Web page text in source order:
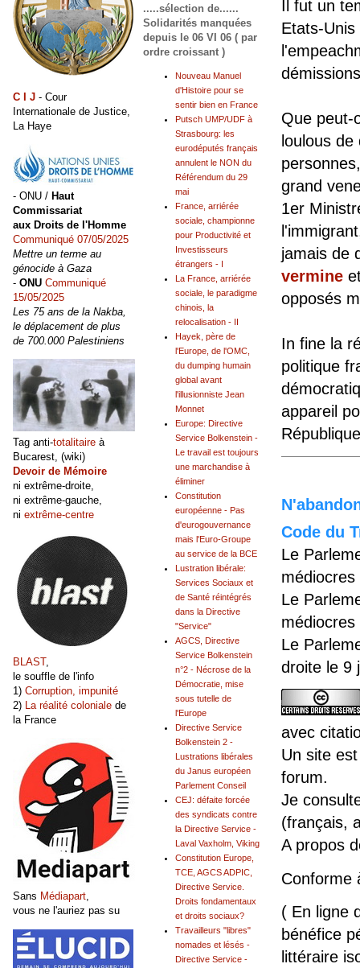
Il fut un
Etats-
Que peut-
loulous
grand
1er
jamais de
vermine
opposés
In fine la
politique
appareil
Code du
Le
Le
Le
droite le 9
avec
Un site
forum.
Je
(français,
A propos
Conforme
( En ligne
bénéfice
littéraire
.....sélection de......
Solidarités manquées
depuis le 06 VI 06 ( par
ordre croissant )
Nouveau Manuel
d'Histoire pour se
sentir bien en France
Putsch UMP/UDF à
Strasbourg: les
eurodéputés français
annulent le NON du
Référendum du 29
mai
France, arriérée
sociale, championne
pour Productivité et
Investisseurs
étrangers - I
La France, arriérée
sociale, le paradigme
chinois, la
relocalisation - II
Hayek, père de
l'Europe, de l'OMC,
du dumping humain
global avant
l'illusionniste Jean
Monnet
Europe: Directive
Service Bolkenstein -
Le travail est toujours
une marchandise à
éliminer
Constitution
européenne - Pas
d'eurogouvernance
mais l'Euro-Groupe
au service de la BCE
Lustration libérale:
Services Sociaux et
de Santé réintégrés
dans la Directive
"Service"
AGCS, Directive
Service Bolkenstein
n°2 - Nécrose de la
Démocratie, mise
sous tutelle de
l'Europe
Directive Service
Bolkenstein 2 -
Lustrations libérales
du Janus européen
Parlement Conseil
CEJ: défaite forcée
des syndicats contre
la Directive Service -
Laval Vaxholm, Viking
Constitution Europe,
TCE, AGCS ADPIC,
Directive Service.
Droits fondamentaux
et droits sociaux?
Travailleurs "libres"
nomades et lésés -
Directive Service -
C I J - Cour
Internationale de Justice,
La Haye
- ONU / Haut
Commissariat
aux Droits de l'Homme
Communiqué 07/05/2025
Mettre un terme au
génocide à Gaza
- ONU Communiqué
15/05/2025
Les 75 ans de la Nakba,
le déplacement de plus
de 700.000 Palestiniens
Tag anti-totalitaire à
Bucarest, (wiki)
Devoir de Mémoire
ni extrême-droite,
ni extrême-gauche,
ni extrême-centre
BLAST,
le souffle de l'info
1) Corruption, impunité
2) La réalité coloniale de
la France
Sans Médiapart,
vous ne l'auriez pas su